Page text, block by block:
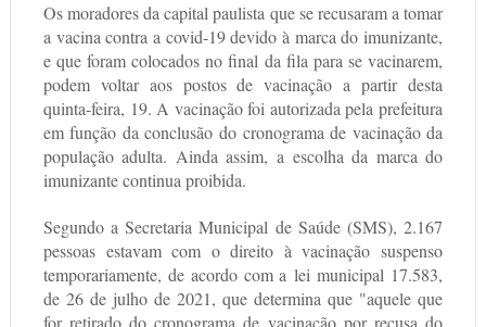
Os moradores da capital paulista que se recusaram a tomar
a vacina contra a covid-19 devido à marca do imunizante,
e que foram colocados no final da fila para se vacinarem,
podem voltar aos postos de vacinação a partir desta
quinta-feira, 19. A vacinação foi autorizada pela prefeitura
em função da conclusão do cronograma de vacinação da
população adulta. Ainda assim, a escolha da marca do
imunizante continua proibida.
Segundo a Secretaria Municipal de Saúde (SMS), 2.167
pessoas estavam com o direito à vacinação suspenso
temporariamente, de acordo com a lei municipal 17.583,
de 26 de julho de 2021, que determina que "aquele que
for retirado do cronograma de vacinação por recusa do